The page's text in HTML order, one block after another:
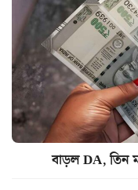
বাড়ল DA, তিন